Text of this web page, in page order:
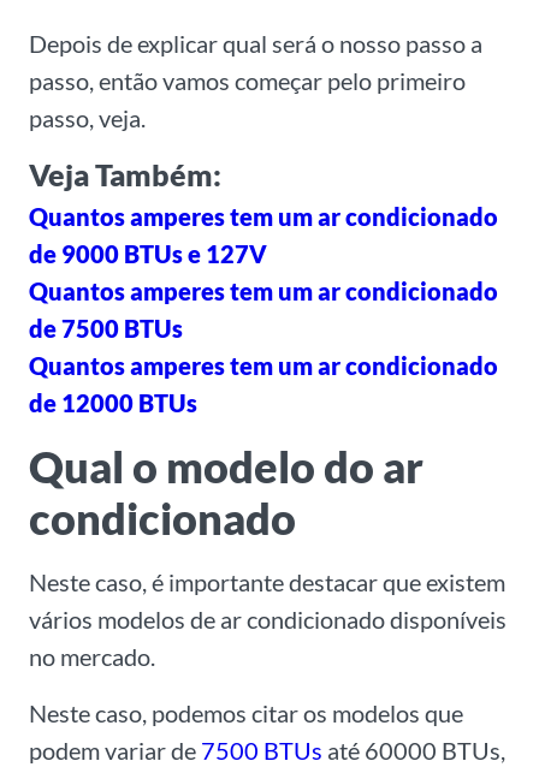
Depois de explicar qual será o nosso passo a
passo, então vamos começar pelo primeiro
passo, veja.
Veja Também:
Quantos amperes tem um ar condicionado
de 9000 BTUs e 127V
Quantos amperes tem um ar condicionado
de 7500 BTUs
Quantos amperes tem um ar condicionado
de 12000 BTUs
Qual o modelo do ar
condicionado
Neste caso, é importante destacar que existem
vários modelos de ar condicionado disponíveis
no mercado.
Neste caso, podemos citar os modelos que
podem variar de 7500 BTUs até 60000 BTUs,